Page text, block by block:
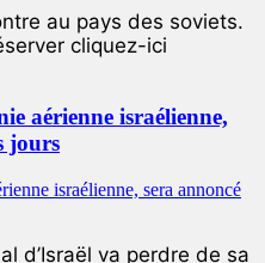
au pays des soviets.
cliquez-ici
aérienne israélienne,
jours
d’Israël va perdre de sa